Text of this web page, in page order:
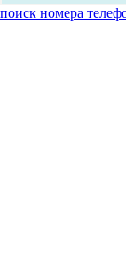
поиск номера